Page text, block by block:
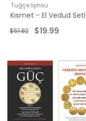
Tuğçe Işınsu
$19.99
$51.82